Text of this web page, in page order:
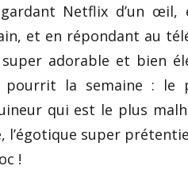
Netflix d’un œil,
et en répondant au
super adorable et bien
pourrit la semaine : le
qui est le plus
l’égotique super
!